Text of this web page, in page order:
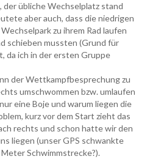
übliche Wechselplatz stand
aber auch, dass die niedrigen
zu ihrem Rad laufen
schieben mussten (Grund für
da ich in der ersten Gruppe
der Wettkampfbesprechung zu
umschwommen bzw. umlaufen
eine Boje und warum liegen die
kurz vor dem Start zieht das
rechts und schon hatte wir den
liegen (unser GPS schwankte
Schwimmstrecke?).